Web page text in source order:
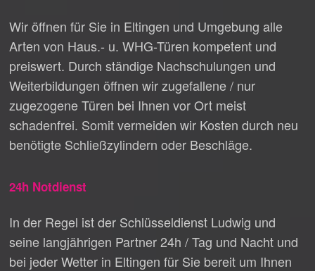
Wir öffnen für Sie in Eltingen und Umgebung alle
Arten von Haus.- u. WHG-Türen kompetent und
preiswert. Durch ständige Nachschulungen und
Weiterbildungen öffnen wir zugefallene / nur
zugezogene Türen bei Ihnen vor Ort meist
schadenfrei. Somit vermeiden wir Kosten durch neu
benötigte Schließzylindern oder Beschläge.
24h Notdienst
In der Regel ist der Schlüsseldienst Ludwig und
seine langjährigen Partner 24h / Tag und Nacht und
bei jeder Wetter in Eltingen für Sie bereit um Ihnen